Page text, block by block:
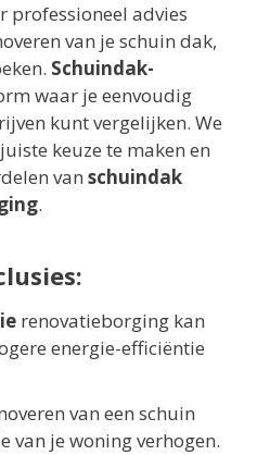
professioneel advies
van je schuin dak,
Schuindak-
waar je eenvoudig
kunt vergelijken. We
keuze te maken en
van schuindak
.
renovatieborging kan
energie-efficiëntie
van een schuin
van je woning verhogen.